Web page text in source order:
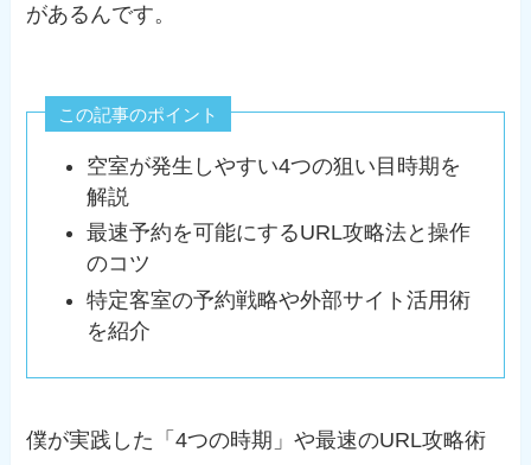
があるんです。
この記事のポイント
空室が発生しやすい4つの狙い目時期を
解説
最速予約を可能にするURL攻略法と操作
のコツ
特定客室の予約戦略や外部サイト活用術
を紹介
僕が実践した「4つの時期」や最速のURL攻略術